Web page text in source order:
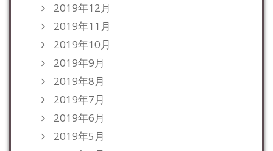
2019年12月
2019年11月
2019年10月
2019年9月
2019年8月
2019年7月
2019年6月
2019年5月